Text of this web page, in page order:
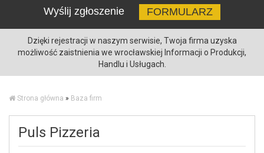
Wyślij zgłoszenie
FORMULARZ
Dzięki rejestracji w naszym serwisie, Twoja firma uzyska
możliwość zaistnienia we wrocławskiej Informacji o Produkcji,
Handlu i Usługach.
Strona główna » Baza firm
Puls Pizzeria